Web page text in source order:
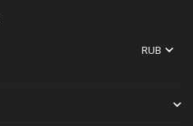
RUB